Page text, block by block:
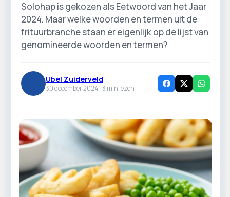
Solohap is gekozen als Eetwoord van het Jaar
2024. Maar welke woorden en termen uit de
frituurbranche staan er eigenlijk op de lijst van
genomineerde woorden en termen?
Ubel Zuiderveld
30 december 2024 ·3 min lezen